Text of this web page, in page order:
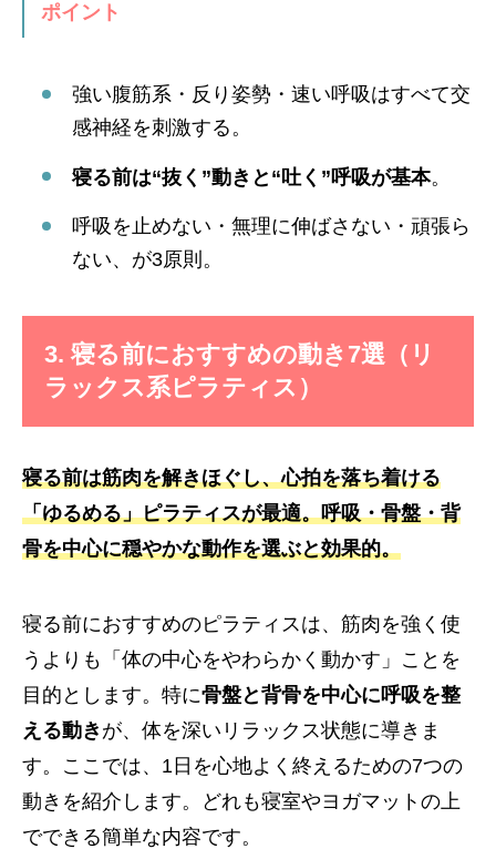
ポイント
強い腹筋系・反り姿勢・速い呼吸はすべて交
感神経を刺激する。
寝る前は“抜く”動きと“吐く”呼吸が基本。
呼吸を止めない・無理に伸ばさない・頑張ら
ない、が3原則。
3. 寝る前におすすめの動き7選（リ
ラックス系ピラティス）
寝る前は筋肉を解きほぐし、心拍を落ち着ける
「ゆるめる」ピラティスが最適。呼吸・骨盤・背
骨を中心に穏やかな動作を選ぶと効果的。
寝る前におすすめのピラティスは、筋肉を強く使
うよりも「体の中心をやわらかく動かす」ことを
目的とします。特に骨盤と背骨を中心に呼吸を整
える動き が、体を深いリラックス状態に導きま
す。ここでは、1日を心地よく終えるための7つの
動きを紹介します。どれも寝室やヨガマットの上
でできる簡単な内容です。